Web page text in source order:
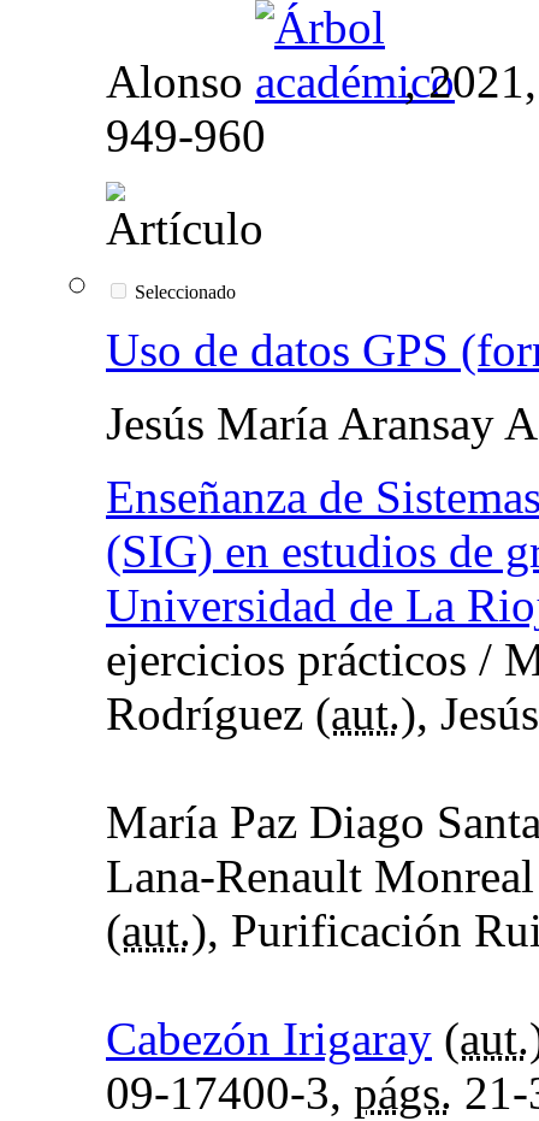
Alonso
,
949-960
Seleccionado
Uso de datos GPS
Jesús María Aransay
Enseñanza de
(SIG) en estudios de
Universidad de La
ejercicios prácticos /
Rodríguez (aut.),
María Paz Diago
Lana-Renault
(aut.), Purificación
Cabezón Irigaray (aut.
09-17400-3, págs. 21-